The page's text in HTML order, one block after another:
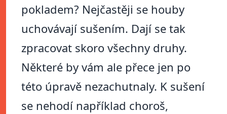
pokladem? Nejčastěji se houby
uchovávají sušením. Dají se tak
zpracovat skoro všechny druhy.
Některé by vám ale přece jen po
této úpravě nezachutnaly. K sušení
se nehodí například choroš,